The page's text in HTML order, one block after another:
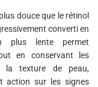
douce que le rétinol
converti en
plus lente permet
en conservant les
la texture de peau,
action sur les signes